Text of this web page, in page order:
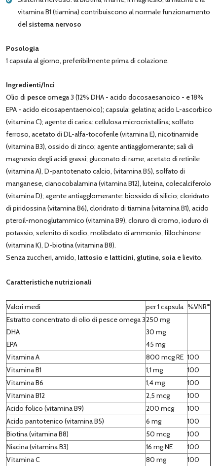
vitamina B1 (tiamina) contribuiscono al normale funzionamento
del sistema nervoso
Posologia
1 capsula al giorno, preferibilmente prima di colazione.
Ingredienti/Inci
Olio di pesceomega 3 (12% DHA - acido docosaesanoico - e 18%
EPA - acido eicosapentaenoico); capsula: gelatina; acido L-ascorbico
(vitamina C); agente di carica: cellulosa microcristallina; solfato
ferroso, acetato di DL-alfa-tocoferile (vitamina E), nicotinamide
(vitamina B3), ossido di zinco; agente antiagglomerante; sali di
magnesio degli acidi grassi; gluconato di rame, acetato di retinile
(vitamina A), D-pantotenato calcio, (vitamina B5), solfato di
manganese, cianocobalamina (vitamina B12), luteina, colecalciferolo
(vitamina D); agente antiagglomerante: biossido di silicio; cloridrato
di piridossina (vitamina B6), cloridrato di tiamina (vitamina B1), acido
pteroil-monoglutammico (vitamina B9), cloruro di cromo, ioduro di
potassio, selenito di sodio, molibdato di ammonio, fillochinone
(vitamina K), D-biotina (vitamina B8).
Senza zuccheri, amido, lattosio e latticini, glutine, soia e lievito.
Caratteristiche nutrizionali
Valori medi per 1 capsula %VNR*
Estratto concentrato di olio di pesce omega 3
DHA
EPA
250 mg
30 mg
45 mg
Vitamina A
800 mcg RE 100
Vitamina B1
1,1 mg
100
Vitamina B6
1,4 mg
100
Vitamina B12
2,5 mcg
100
Acido folico (vitamina B9)
200 mcg
100
Acido pantotenico (vitamina B5)
6 mg
100
Biotina (vitamina B8)
50 mcg
100
Niacina (vitamina B3)
16 mg NE
100
Vitamina C
80 mg 100